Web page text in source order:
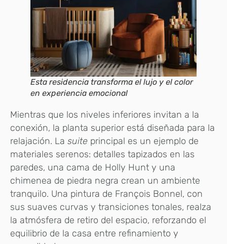
Esta residencia transforma el lujo y el color
en experiencia emocional
Mientras que los niveles inferiores invitan a la
conexión, la planta superior está diseñada para la
relajación. La suite principal es un ejemplo de
materiales serenos: detalles tapizados en las
paredes, una cama de Holly Hunt y una
chimenea de piedra negra crean un ambiente
tranquilo. Una pintura de François Bonnel, con
sus suaves curvas y transiciones tonales, realza
la atmósfera de retiro del espacio, reforzando el
equilibrio de la casa entre refinamiento y